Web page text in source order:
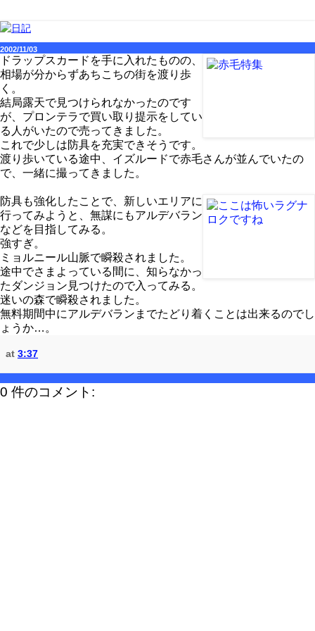
2002/11/03
ドラップスカードを手に入れたものの、
相場が分からずあちこちの街を渡り歩
く。
結局露天で見つけられなかったのです
が、プロンテラで買い取り提示をしてい
る人がいたので売ってきました。
これで少しは防具を充実できそうです。
渡り歩いている途中、イズルードで赤毛さんが並んでいたの
で、一緒に撮ってきました。
防具も強化したことで、新しいエリアに
行ってみようと、無謀にもアルデバラン
などを目指してみる。
強すぎ。
ミョルニール山脈で瞬殺されました。
途中でさまよっている間に、知らなかっ
たダンジョン見つけたので入ってみる。
迷いの森で瞬殺されました。
無料期間中にアルデバランまでたどり着くことは出来るのでし
ょうか…。
at 3:37
0 件のコメント: